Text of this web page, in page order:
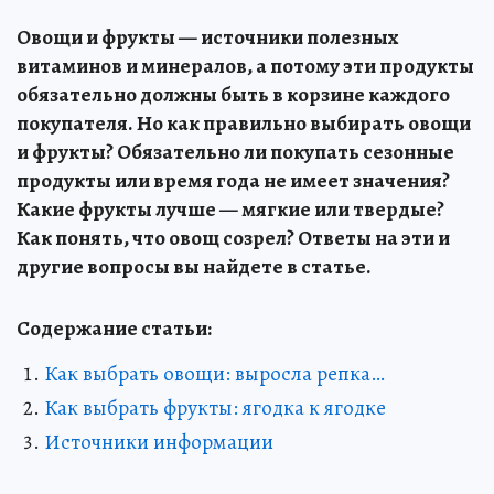
Овощи и фрукты — источники полезных
витаминов и минералов, а потому эти продукты
обязательно должны быть в корзине каждого
покупателя. Но как правильно выбирать овощи
и фрукты? Обязательно ли покупать сезонные
продукты или время года не имеет значения?
Какие фрукты лучше — мягкие или твердые?
Как понять, что овощ созрел? Ответы на эти и
другие вопросы вы найдете в статье.
Содержание статьи:
Как выбрать овощи: выросла репка…
Как выбрать фрукты: ягодка к ягодке
Источники информации